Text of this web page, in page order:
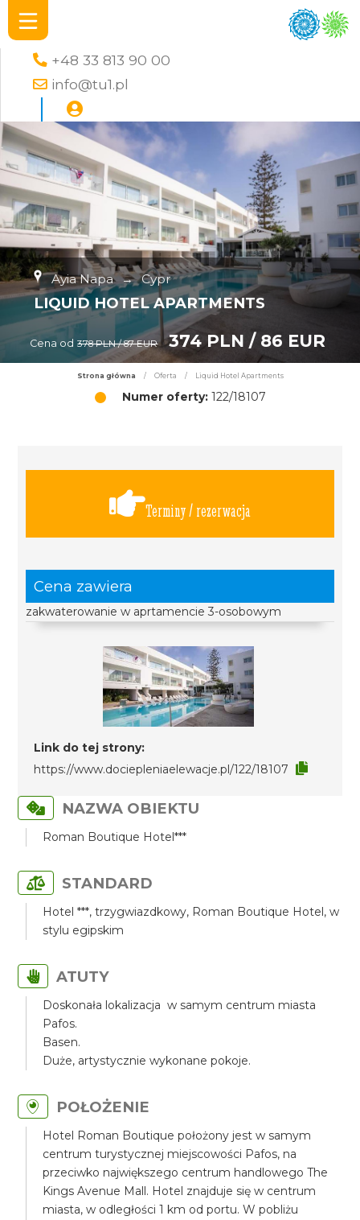
+48 33 813 90 00
info@tu1.pl
Ayia Napa → Cypr
LIQUID HOTEL APARTMENTS
Cena od 378 PLN / 87 EUR 374 PLN / 86 EUR
Strona główna / Oferta / Liquid Hotel Apartments
Numer oferty:122/18107
Terminy / rezerwacja
Cena zawiera
zakwaterowanie w aprtamencie 3-osobowym
Link do tej strony:
https://www.dociepleniaelewacje.pl/122/18107
NAZWA OBIEKTU
Roman Boutique Hotel***
STANDARD
Hotel ***, trzygwiazdkowy, Roman Boutique Hotel, w
stylu egipskim
ATUTY
Doskonała lokalizacja w samym centrum miasta
Pafos.
Basen.
Duże, artystycznie wykonane pokoje.
POŁOŻENIE
Hotel Roman Boutique położony jest w samym
centrum turystycznej miejscowości Pafos, na
przeciwko największego centrum handlowego The
Kings Avenue Mall. Hotel znajduje się w centrum
miasta, w odległości 1 km od portu. W pobliżu